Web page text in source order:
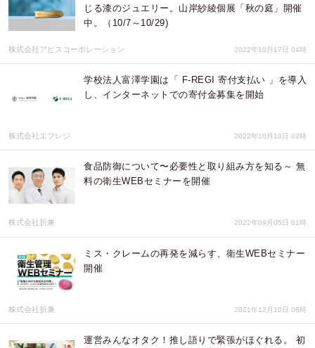
じる漆のジュエリー。山岸紗綾個展「秋の庭」開催
中。（10/7～10/29)
株式会社アピスコーポレーション 2022年10月17日 04時
学校法人富澤学園は「 F-REGI 寄付支払い 」を導入
し、インターネットでの寄付金募集を開始
株式会社エフレジ 2022年10月13日 02時
食品防御について〜必要性と取り組み方を知る～ 無
料の衛生WEBセミナーを開催
株式会社折兼 2022年09月05日 01時
ミス・クレームの再発を減らす、衛生WEBセミナー
開催
株式会社折兼 2021年12月10日 08時
運営みんなオタク！推し語りで緊張がほぐれる。 初